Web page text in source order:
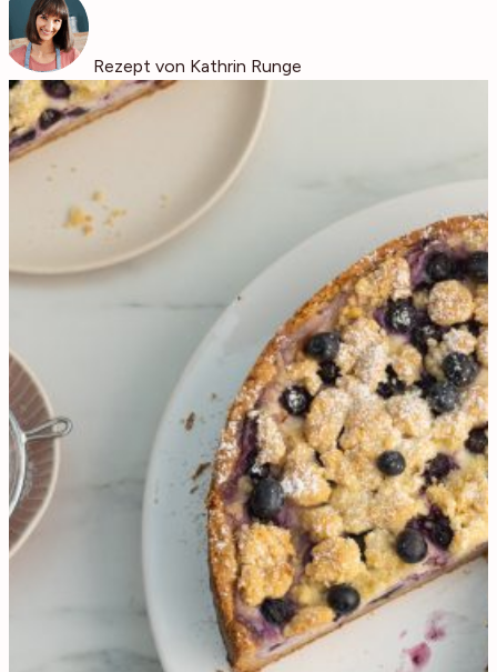
Rezept von Kathrin Runge